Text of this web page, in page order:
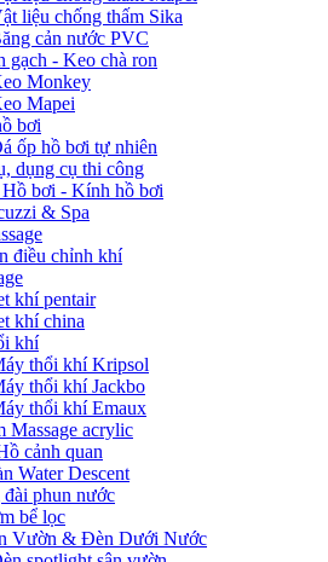
liệu chống thấm Sika
cản nước PVC
gạch - Keo chà ron
Monkey
Mapei
bơi
ốp hồ bơi tự nhiên
dụng cụ thi công
bơi - Kính hồ bơi
& Spa
điều chỉnh khí
khí pentair
khí china
khí
thổi khí Kripsol
thổi khí Jackbo
thổi khí Emaux
Massage acrylic
cảnh quan
Water Descent
phun nước
bể lọc
Vườn & Đèn Dưới Nước